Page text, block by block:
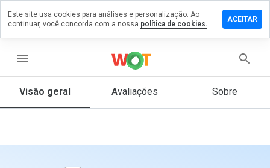
menu
Visão geral Avaliações Sobre
um
que
Este site usa cookies para análises e personalização. Ao
continuar, você concorda com a nossa política de cookies.
ACEITAR